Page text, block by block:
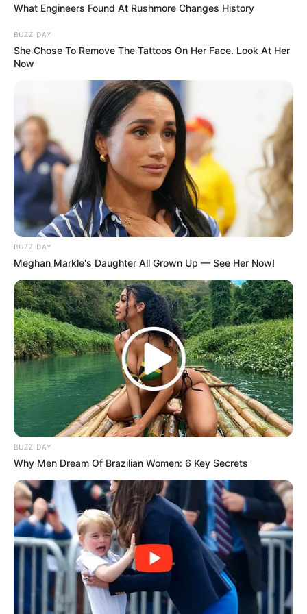
(foto: fandom)
Aoi Todo adalah kawan Itadori Yuji. Keduanya bersahabat, bukan
hanya karena pertarungan tapi juga karena tipe ideal yang sama
soal perempuan.
Kekuatan yang dimiliki Aoi Todo memang besar sampai mampu
membuat iblis kutukan hancur.
9. Panda
(foto: duniamasa)
Panda adalah karakter
punya 3 jiwa di dalam dirinya. Tapi Panda tidak seperti roh
kutukan yang lain.
Meski ia sering menganggap bahwa manusia menjijikkan, tapi ia
menghormati dan menjaga keseimbangannya. Panda pernah
bersekolah di Sekolah Jujutsu.
10. Kento Nanami
What Engineers Found At Rushmore Changes History
BUZZ DAY
She Chose To Remove The Tattoos On Her Face. Look At Her
Now
BUZZ DAY
Meghan Markle's Daughter All Grown Up — See Her Now!
BUZZ DAY
Why Men Dream Of Brazilian Women: 6 Key Secrets